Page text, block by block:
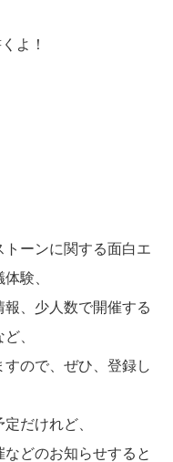
よ！
ーンに関する面白エ
験、
、少人数で開催する
、
ので、ぜひ、登録し
だけれど、
どのお知らせすると